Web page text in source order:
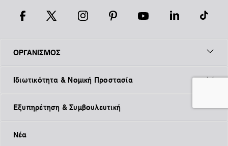
ΟΡΓΑΝΙΣΜΟΣ
Ιδιωτικότητα & Νομική Προστασία
Εξυπηρέτηση & Συμβουλευτική
Νέα